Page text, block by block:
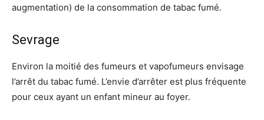
augmentation) de la consommation de tabac fumé.
Sevrage
Environ la moitié des fumeurs et vapofumeurs envisage
l’arrêt du tabac fumé. L’envie d’arrêter est plus fréquente
pour ceux ayant un enfant mineur au foyer.